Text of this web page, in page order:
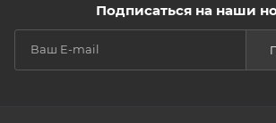
Подписаться на наши